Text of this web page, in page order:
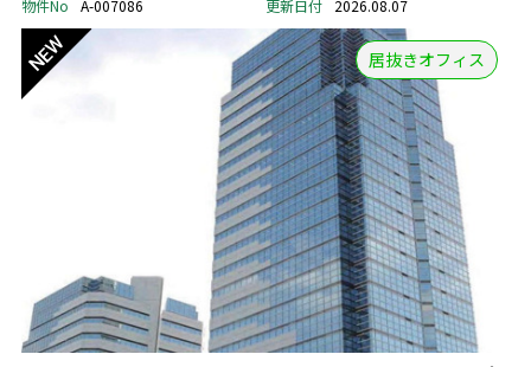
物件No A-007086 更新日付 2026.08.07
居抜きオフィス